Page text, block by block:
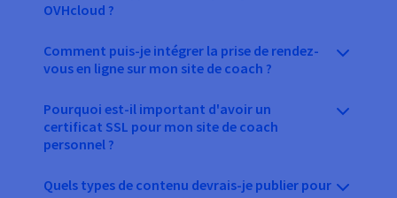
OVHcloud ?
Comment puis-je intégrer la prise de rendez-
vous en ligne sur mon site de coach ?
Pourquoi est-il important d'avoir un
certificat SSL pour mon site de coach
personnel ?
Quels types de contenu devrais-je publier pour